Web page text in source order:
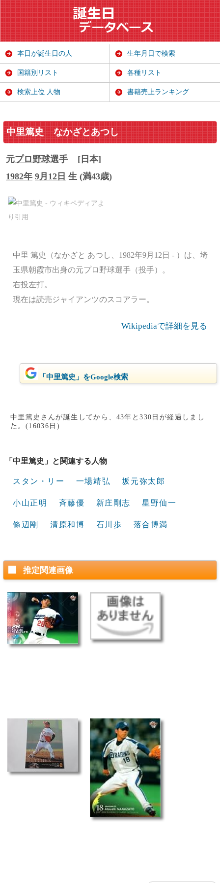
中里篤史 なかざとあつし
元プロ野球選手
[日本]
1982年 9月12日 生 (満43歳)
中里 篤史（なかざと あつし、1982年9月12日 - ）は、埼
玉県朝霞市出身の元プロ野球選手（投手）。
右投左打。
現在は読売ジャイアンツのスコアラー。
Wikipediaで詳細を見る
「中里篤史」をGoogle検索
中里篤史さんが誕生してから、43年と330日が経過しまし
た。(16036日)
「中里篤史」と関連する人物
スタン・リー 一場靖弘 坂元弥太郎
小山正明 斉藤優 新庄剛志 星野仙一
條辺剛 清原和博 石川歩 落合博満
推定関連画像
本日が誕生日の人 生年月日で検索
国籍別リスト 各種リスト
検索上位 人物 書籍売上ランキング